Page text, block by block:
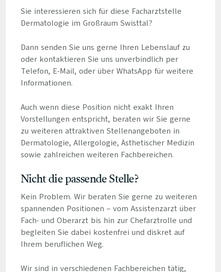
Sie interessieren sich für diese Facharztstelle
Dermatologie im Großraum Swisttal?
Dann senden Sie uns gerne Ihren Lebenslauf zu
oder kontaktieren Sie uns unverbindlich per
Telefon, E-Mail, oder über WhatsApp für weitere
Informationen.
Auch wenn diese Position nicht exakt Ihren
Vorstellungen entspricht, beraten wir Sie gerne
zu weiteren attraktiven Stellenangeboten in
Dermatologie, Allergologie, Ästhetischer Medizin
sowie zahlreichen weiteren Fachbereichen.
Nicht die passende Stelle?
Kein Problem. Wir beraten Sie gerne zu weiteren
spannenden Positionen – vom Assistenzarzt über
Fach- und Oberarzt bis hin zur Chefarztrolle und
begleiten Sie dabei kostenfrei und diskret auf
Ihrem beruflichen Weg.
Wir sind in verschiedenen Fachbereichen tätig,